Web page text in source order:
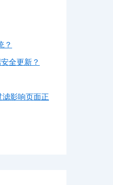
？
全更新？
影响页面正